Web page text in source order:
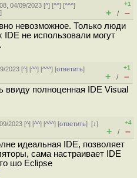
04/09/2023 [^] [^^] [^^^]
]
+1
+ / –
невозможное. Только люди
не использовали могут
2023 [^] [^^] [^^^] [ответить]
+1
+ / –
ввиду полноценная IDE Visual
2023 [^] [^^] [^^^] [ответить][↓]
+4
+ / –
идеальная IDE, позволяет
сама настраивает IDE
шо Eclipse